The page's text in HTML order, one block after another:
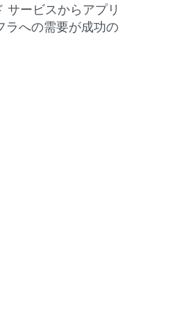
サービスからアプリ
ラへの需要が成功の